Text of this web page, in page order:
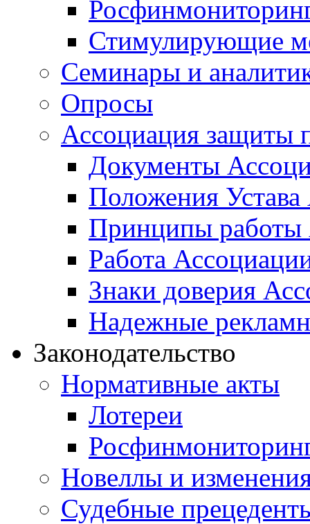
Стимулирующие
Семинары и
Опросы
Ассоциация защиты
Документы
Положения
Принципы работы
Работа
Знаки доверия
Надежные
Законодательство
Нормативные акты
Лотереи
Новеллы и
Судебные